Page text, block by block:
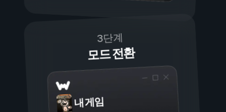
3단계
모드 전환
내 게임